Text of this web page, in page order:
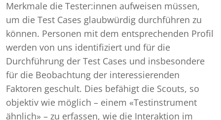
Merkmale die Tester:innen aufweisen müssen,
um die Test Cases glaubwürdig durchführen zu
können. Personen mit dem entsprechenden Profil
werden von uns identifiziert und für die
Durchführung der Test Cases und insbesondere
für die Beobachtung der interessierenden
Faktoren geschult. Dies befähigt die Scouts, so
objektiv wie möglich – einem «Testinstrument
ähnlich» – zu erfassen, wie die Interaktion im